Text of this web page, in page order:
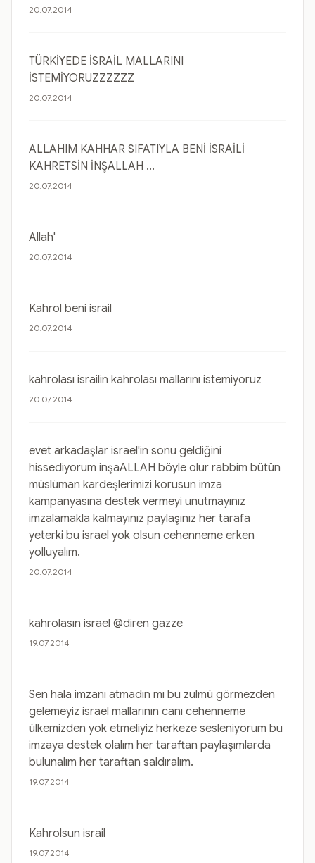
20.07.2014
TÜRKİYEDE İSRAİL MALLARINI
İSTEMİYORUZZZZZZ
20.07.2014
ALLAHIM KAHHAR SIFATIYLA BENİ İSRAİLİ
KAHRETSİN İNŞALLAH ...
20.07.2014
Allah'
20.07.2014
Kahrol beni israil
20.07.2014
kahrolası israilin kahrolası mallarını istemiyoruz
20.07.2014
evet arkadaşlar israel'in sonu geldiğini
hissediyorum inşaALLAH böyle olur rabbim bütün
müslüman kardeşlerimizi korusun imza
kampanyasına destek vermeyi unutmayınız
imzalamakla kalmayınız paylaşınız her tarafa
yeterki bu israel yok olsun cehenneme erken
yolluyalım.
20.07.2014
kahrolasın israel @diren gazze
19.07.2014
Sen hala imzanı atmadın mı bu zulmü görmezden
gelemeyiz israel mallarının canı cehenneme
ülkemizden yok etmeliyiz herkeze sesleniyorum bu
imzaya destek olalım her taraftan paylaşımlarda
bulunalım her taraftan saldıralım.
19.07.2014
Kahrolsun israil
19.07.2014